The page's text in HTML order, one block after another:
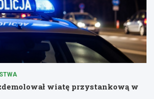
wiatę przystankową w